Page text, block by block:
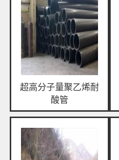
超高分子量聚乙烯耐
酸管